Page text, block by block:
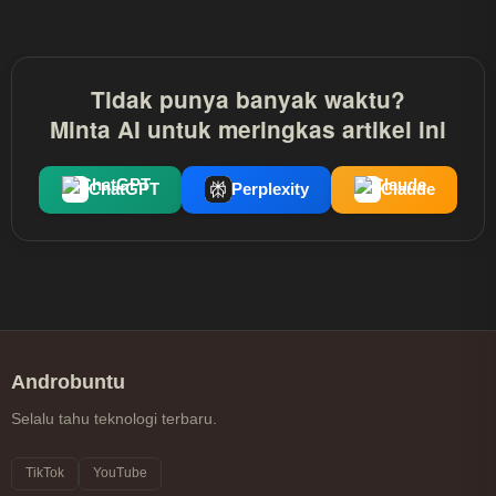
Tidak punya banyak waktu?
Minta AI untuk meringkas artikel ini
ChatGPT Perplexity Claude
Androbuntu
Selalu tahu teknologi terbaru.
TikTok YouTube